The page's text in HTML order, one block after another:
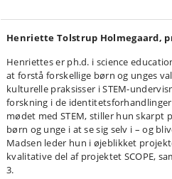
Henriette Tolstrup Holmegaard,
Henriettes er ph.d. i science
at forstå forskellige børn og unges
kulturelle praksisser i STEM-
forskning i de
mødet med STEM, stiller hun skarpt
børn og unge i at se sig selv i – og
Madsen leder hun i øjeblikket
kvalitative del af projektet SCOPE,
3.